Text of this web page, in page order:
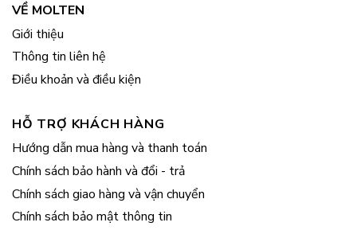
VỀ MOLTEN
Giới thiệu
Thông tin liên hệ
Điều khoản và điều kiện
HỖ TRỢ KHÁCH HÀNG
Hướng dẫn mua hàng và thanh toán
Chính sách bảo hành và đổi - trả
Chính sách giao hàng và vận chuyển
Chính sách bảo mật thông tin